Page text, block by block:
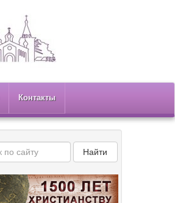
Контакты
Найти